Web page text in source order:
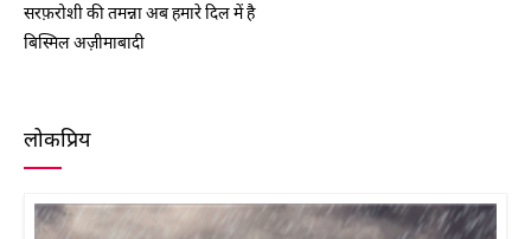
सरफ़रोशी की तमन्ना अब हमारे दिल में है
बिस्मिल अज़ीमाबादी
लोकप्रिय